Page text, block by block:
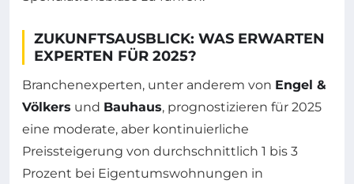
ZUKUNFTSAUSBLICK: WAS ERWARTEN
EXPERTEN FÜR 2025?
Branchenexperten, unter anderem von Engel &
Völkers und Bauhaus, prognostizieren für 2025
eine moderate, aber kontinuierliche
Preissteigerung von durchschnittlich 1 bis 3
Prozent bei Eigentumswohnungen in